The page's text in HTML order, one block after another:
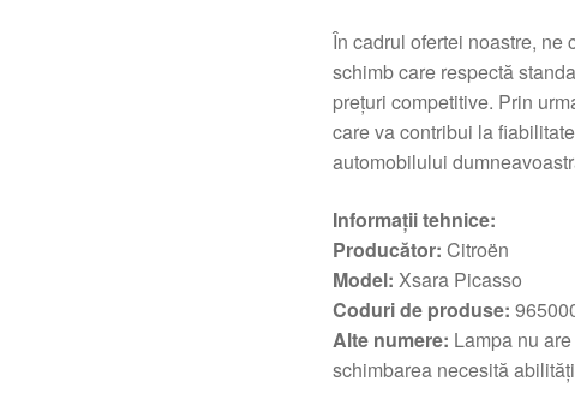
În cadrul ofertei noastre, ne
schimb care respectă
prețuri competitive. Prin
care va contribui la
automobilului
Informații tehnice:
Producător: Citroën
Model: Xsara Picasso
Coduri de produse:
Alte numere: Lampa nu
schimbarea necesită